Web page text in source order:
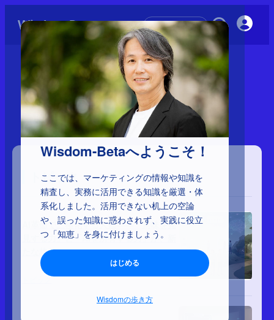
Wisdom-Betaへようこそ！
ここでは、マーケティングの情報や知識を
精査し、実務に活用できる知識を厳選・体
系化しました。活用できない机上の空論
や、誤った知識に惑わされず、実践に役立
つ「知恵」を身に付けましょう。
はじめる
Wisdomの歩き方
初めての方へ
トピック
トピック
トピック
AI革命で三極化する人類――「意味を発
見する力」と「AIを所有する力」が、新
たな格差へ
トピック